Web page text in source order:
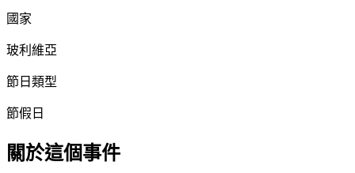
國家
玻利維亞
節日類型
節假日
關於這個事件